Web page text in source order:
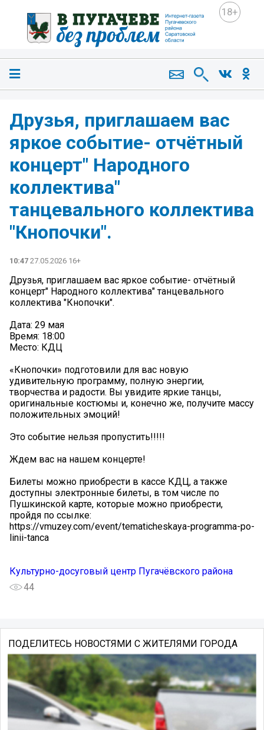
18+
Друзья, приглашаем вас
яркое событие- отчётный
концерт" Народного
коллектива"
танцевального коллектива
"Кнопочки".
10:47 27.05.2026 16+
Друзья, приглашаем вас яркое событие- отчётный
концерт" Народного коллектива" танцевального
коллектива "Кнопочки".
Дата: 29 мая
Время: 18:00
Место: КДЦ
«Кнопочки» подготовили для вас новую
удивительную программу, полную энергии,
творчества и радости. Вы увидите яркие танцы,
оригинальные костюмы и, конечно же, получите массу
положительных эмоций!
Это событие нельзя пропустить!!!!!
Ждем вас на нашем концерте!
Билеты можно приобрести в кассе КДЦ, а также
доступны электронные билеты, в том числе по
Пушкинской карте, которые можно приобрести,
пройдя по ссылке:
https://vmuzey.com/event/tematicheskaya-programma-po-
linii-tanca
Культурно-досуговый центр Пугачёвского района
44
ПОДЕЛИТЕСЬ НОВОСТЯМИ С ЖИТЕЛЯМИ ГОРОДА